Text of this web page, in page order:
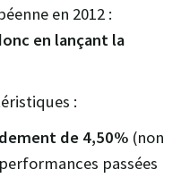
en 2012 :
en lançant la
:
de 4,50% (non
passées